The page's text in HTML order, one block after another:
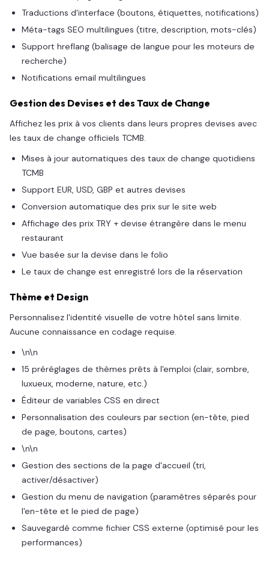
Traductions d'interface (boutons, étiquettes, notifications)
Méta-tags SEO multilingues (titre, description, mots-clés)
Support hreflang (balisage de langue pour les moteurs de
recherche)
Notifications email multilingues
Gestion des Devises et des Taux de Change
Affichez les prix à vos clients dans leurs propres devises avec
les taux de change officiels TCMB.
Mises à jour automatiques des taux de change quotidiens
TCMB
Support EUR, USD, GBP et autres devises
Conversion automatique des prix sur le site web
Affichage des prix TRY + devise étrangère dans le menu
restaurant
Vue basée sur la devise dans le folio
Le taux de change est enregistré lors de la réservation
Thème et Design
Personnalisez l'identité visuelle de votre hôtel sans limite.
Aucune connaissance en codage requise.
\n\n
15 préréglages de thèmes prêts à l'emploi (clair, sombre,
luxueux, moderne, nature, etc.)
Éditeur de variables CSS en direct
Personnalisation des couleurs par section (en-tête, pied
de page, boutons, cartes)
\n\n
Gestion des sections de la page d'accueil (tri,
activer/désactiver)
Gestion du menu de navigation (paramètres séparés pour
l'en-tête et le pied de page)
Sauvegardé comme fichier CSS externe (optimisé pour les
performances)